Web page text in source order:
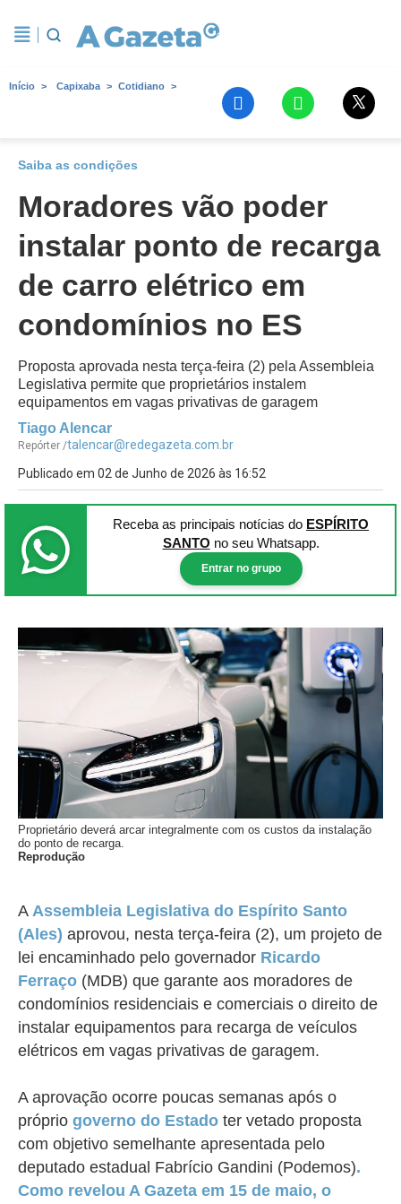
Início Capixaba Cotidiano
Saiba as condições
Moradores vão poder
instalar ponto de recarga
de carro elétrico em
condomínios no ES
Proposta aprovada nesta terça-feira (2) pela Assembleia
Legislativa permite que proprietários instalem
equipamentos em vagas privativas de garagem
Tiago Alencar
Repórter /talencar@redegazeta.com.br
Publicado em 02 de Junho de 2026 às 16:52
Receba as principais notícias do ESPÍRITO
SANTO no seu Whatsapp.
Entrar no grupo
Proprietário deverá arcar integralmente com os custos da instalação
do ponto de recarga.
Reprodução
A Assembleia Legislativa do Espírito Santo
(Ales) aprovou, nesta terça-feira (2), um projeto de
lei encaminhado pelo governador Ricardo
Ferraço (MDB) que garante aos moradores de
condomínios residenciais e comerciais o direito de
instalar equipamentos para recarga de veículos
elétricos em vagas privativas de garagem.
A aprovação ocorre poucas semanas após o
próprio governo do Estado ter vetado proposta
com objetivo semelhante apresentada pelo
deputado estadual Fabrício Gandini (Podemos).
Como revelou A Gazeta em 15 de maio, o